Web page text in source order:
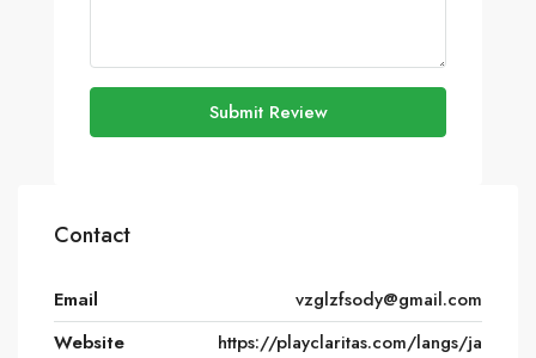
Submit Review
Contact
Email
vzglzfsody@gmail.com
Website
https://playclaritas.com/langs/ja